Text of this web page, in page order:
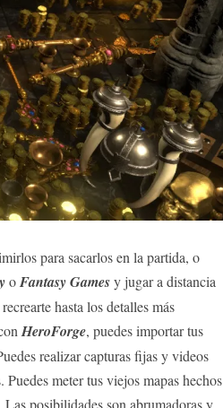
para sacarlos en la partida, o
oFantasy Gamesy jugar a distancia
hasta los detalles más
HeroForge, puedes importar tus
realizar capturas fijas y videos
meter tus viejos mapas hechos
posibilidades son abrumadoras y